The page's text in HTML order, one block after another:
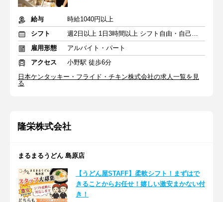
給与
時給1040円以上
シフト
週2日以上 1日3時間以上 シフト自由・自己申告
雇用形態
アルバイト・パート
アクセス
小野駅 徒歩6分
日本ケンタッキー・フライド・チキン株式会社の求人一覧を見
る
隆栄株式会社
まるまるうどん 島原店
【うどん屋STAFF】柔軟シフト！まずはで
きることからお任せ！嬉しい激安まかない付
き！